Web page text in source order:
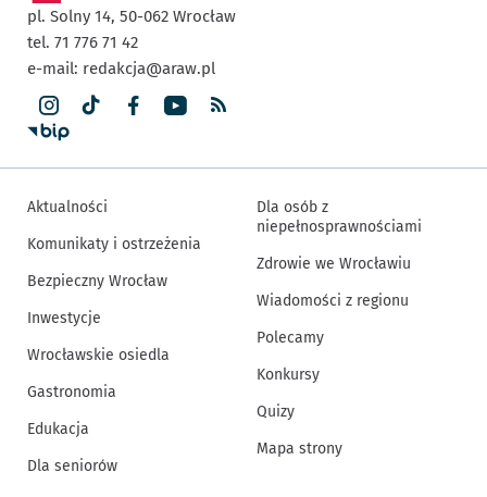
pl. Solny 14, 50-062 Wrocław
tel. 71 776 71 42
e-mail: redakcja@araw.pl
Aktualności
Komunikaty i ostrzeżenia
Bezpieczny Wrocław
Inwestycje
Wrocławskie osiedla
Gastronomia
Edukacja
Dla seniorów
Dla osób z
niepełnosprawnościami
Zdrowie we Wrocławiu
Wiadomości z regionu
Polecamy
Konkursy
Quizy
Mapa strony